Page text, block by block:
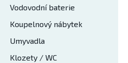
Vodovodní baterie
Koupelnový nábytek
Umyvadla
Klozety / WC